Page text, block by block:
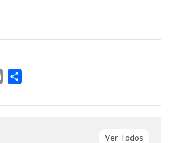
Email
Ver Todos